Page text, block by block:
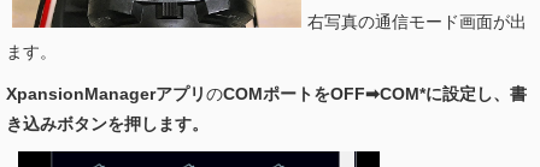
右写真の通信モード画面が出
ます。
XpansionManagerアプリのCOMポートをOFF➡COM*に設定し、書
き込みボタンを押します。